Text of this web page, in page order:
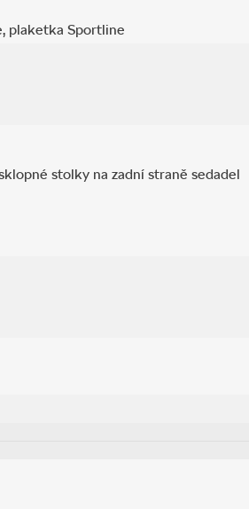
plaketka Sportline
nápis na 5. dveřích
stolky na zadní straně sedadel